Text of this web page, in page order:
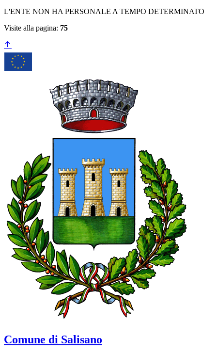
L'ENTE NON HA PERSONALE A TEMPO DETERMINATO
Visite alla pagina: 75
Comune di Salisano